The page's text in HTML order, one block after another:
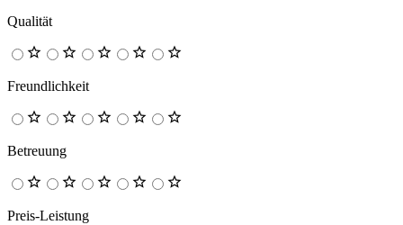
Qualität
Freundlichkeit
Betreuung
Preis-Leistung